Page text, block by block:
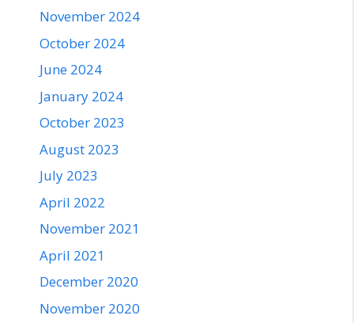
November 2024
October 2024
June 2024
January 2024
October 2023
August 2023
July 2023
April 2022
November 2021
April 2021
December 2020
November 2020